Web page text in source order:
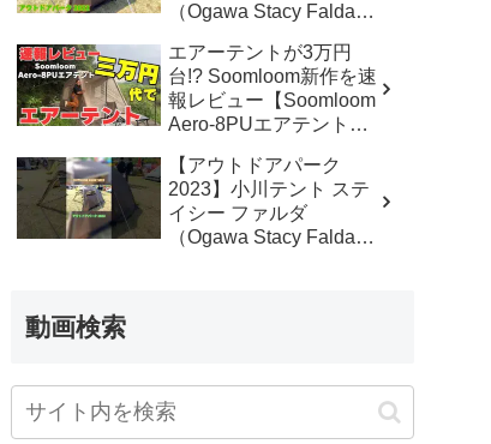
（Ogawa Stacy Falda）
akoakoa
エアーテントが3万円
台!? Soomloom新作を速
報レビュー【Soomloom
Aero-8PUエアテント】
ロキャンプで焚き火とラ
ンタン】
【アウトドアパーク
2023】小川テント ステ
イシー ファルダ
（Ogawa Stacy Falda）
動画検索